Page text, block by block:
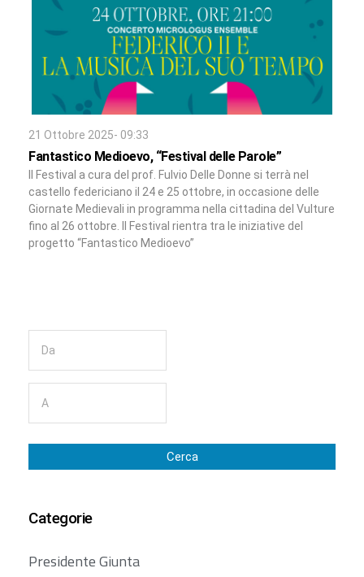
21 Ottobre 2025- 09:33
Fantastico Medioevo, “Festival delle Parole”
Il Festival a cura del prof. Fulvio Delle Donne si terrà nel
castello federiciano il 24 e 25 ottobre, in occasione delle
Giornate Medievali in programma nella cittadina del Vulture
fino al 26 ottobre. Il Festival rientra tra le iniziative del
progetto “Fantastico Medioevo”
Cerca
Categorie
Presidente Giunta